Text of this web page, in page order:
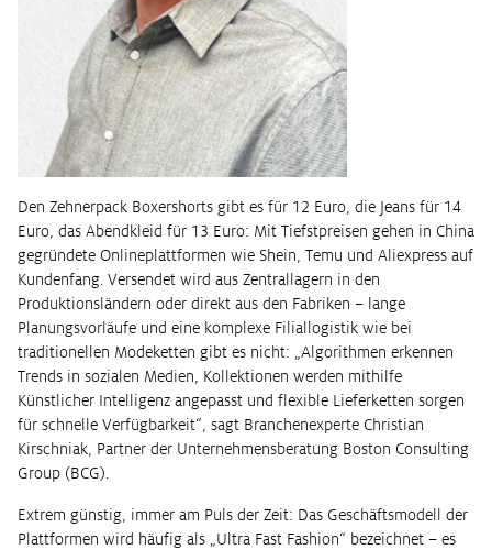
Den Zehnerpack Boxershorts gibt es für 12 Euro, die Jeans für 14
Euro, das Abendkleid für 13 Euro: Mit Tiefstpreisen gehen in China
gegründete Onlineplattformen wie Shein, Temu und Aliexpress auf
Kundenfang. Versendet wird aus Zentrallagern in den
Produktionsländern oder direkt aus den Fabriken – lange
Planungsvorläufe und eine komplexe Filiallogistik wie bei
traditionellen Modeketten gibt es nicht: „Algorithmen erkennen
Trends in sozialen Medien, Kollektionen werden mithilfe
Künstlicher Intelligenz angepasst und flexible Lieferketten sorgen
für schnelle Verfügbarkeit“, sagt Branchenexperte Christian
Kirschniak, Partner der Unternehmensberatung Boston Consulting
Group (BCG).
Extrem günstig, immer am Puls der Zeit: Das Geschäftsmodell der
Plattformen wird häufig als „Ultra Fast Fashion“ bezeichnet – es